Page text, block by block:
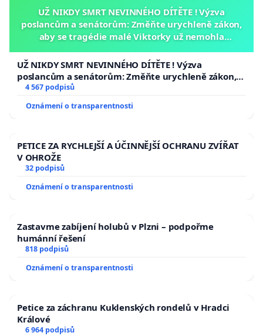
UŽ NIKDY SMRT NEVINNÉHO DÍTĚTE ! Výzva
poslancům a senátorům: Změňte urychleně zákon,
aby se tragédie malé Viktorky už nemohla
UŽ NIKDY SMRT NEVINNÉHO DÍTĚTE ! Výzva
poslancům a senátorům: Změňte urychleně zákon,
aby se tragédie malé Viktorky už nemohla opakovat!
4 567 podpisů
Oznámení o transparentnosti
PETICE ZA RYCHLEJŠÍ A ÚČINNĚJŠÍ OCHRANU ZVÍŘAT
V OHROŽE
32 podpisů
Oznámení o transparentnosti
Zastavme zabíjení holubů v Plzni – podpořme
humánní řešení
818 podpisů
Oznámení o transparentnosti
Petice za záchranu Kuklenských rondelů v Hradci
Králové
6 964 podpisů